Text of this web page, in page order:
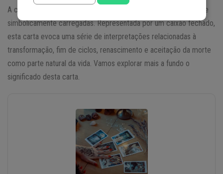
A carta do Caixão no Baralho Cigano é uma das mais profundas e
simbolicamente carregadas. Representada por um caixão fechado,
esta carta evoca uma série de interpretações relacionadas à
transformação, fim de ciclos, renascimento e aceitação da morte
como parte natural da vida. Vamos explorar mais a fundo o
significado desta carta.